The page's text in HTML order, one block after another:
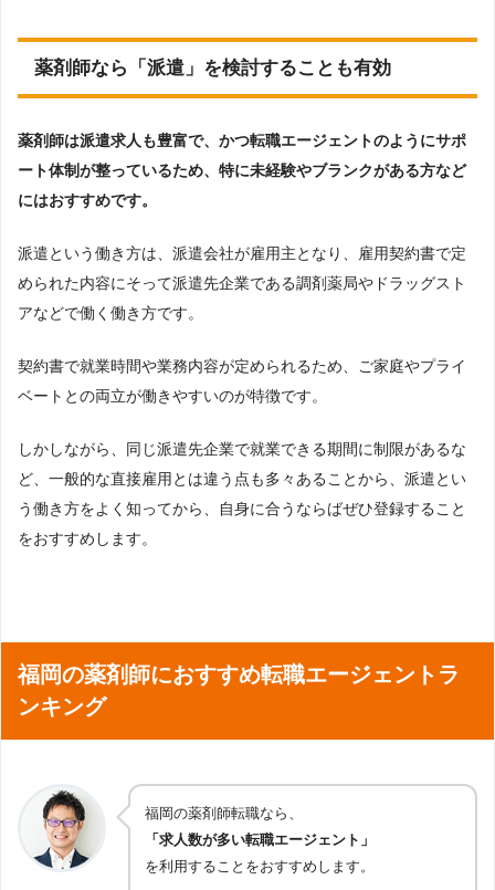
薬剤師なら「派遣」を検討することも有効
薬剤師は派遣求人も豊富で、かつ転職エージェントのようにサポ
ート体制が整っているため、特に未経験やブランクがある方など
にはおすすめです。
派遣という働き方は、派遣会社が雇用主となり、雇用契約書で定
められた内容にそって派遣先企業である調剤薬局やドラッグスト
アなどで働く働き方です。
契約書で就業時間や業務内容が定められるため、ご家庭やプライ
ベートとの両立が働きやすいのが特徴です。
しかしながら、同じ派遣先企業で就業できる期間に制限があるな
ど、一般的な直接雇用とは違う点も多々あることから、派遣とい
う働き方をよく知ってから、自身に合うならばぜひ登録すること
をおすすめします。
福岡の薬剤師におすすめ転職エージェントラ
ンキング
福岡の薬剤師転職なら、
「求人数が多い転職エージェント」
を利用することをおすすめします。